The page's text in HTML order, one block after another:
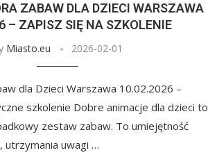
ZABAW DLA DZIECI WARSZAWA
– ZAPISZ SIĘ NA SZKOLENIE
Miasto.eu 2026-02-01
dla Dzieci Warszawa 10.02.2026 –
szkolenie Dobre animacje dla dzieci to
zestaw zabaw. To umiejętność
utrzymania uwagi …